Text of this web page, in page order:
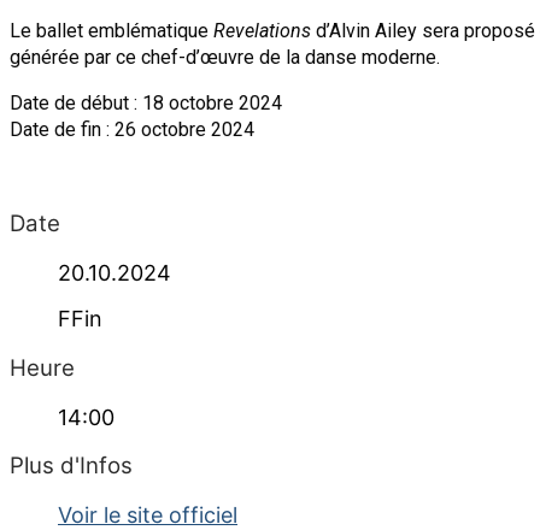
Le ballet emblématique Revelations d’Alvin Ailey sera
générée par ce chef-d’œuvre de la danse moderne.
Date de début : 18 octobre 2024
Date de fin : 26 octobre 2024
Date
20.10.2024
FFin
Heure
14:00
Plus d'Infos
Voir le site officiel